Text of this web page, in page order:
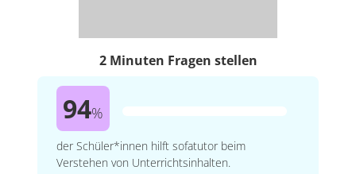
2 Minuten Fragen stellen
94%
der Schüler*innen hilft sofatutor beim
Verstehen von Unterrichtsinhalten.